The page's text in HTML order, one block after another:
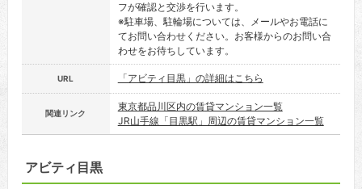
フが確認と交渉を行います。
※駐車場、駐輪場については、メールやお電話に
てお問い合わせください。お客様からのお問い合
わせをお待ちしています。
URL 「アビティ目黒」の詳細はこちら
関連リンク
東京都品川区内の賃貸マンション一覧
JR山手線「目黒駅」周辺の賃貸マンション一覧
アビティ目黒